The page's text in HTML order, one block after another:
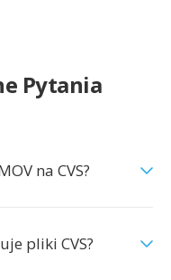
Pytania
na CVS?
pliki CVS?